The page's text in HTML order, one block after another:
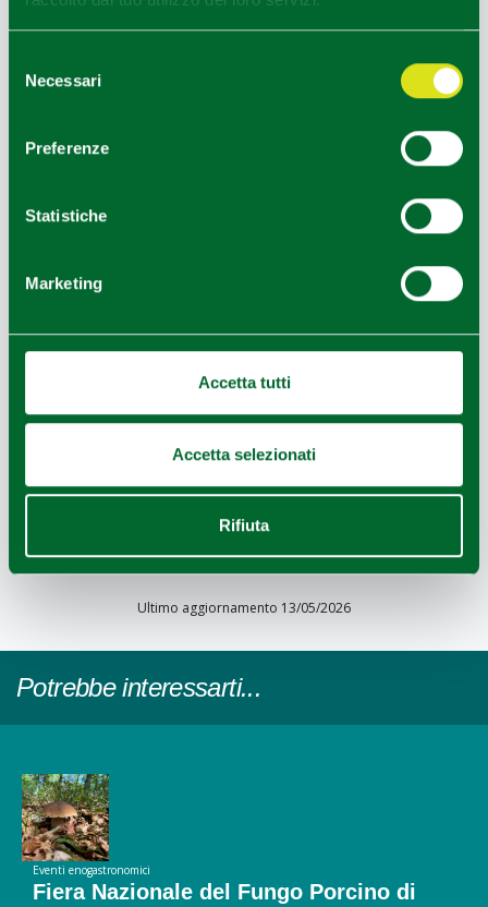
delNecessari
Preferenze
Statistiche
Marketing
Accetta tutti
Accetta selezionati
Rifiuta
Geoapify|© OpenMapTiles
Ultimo aggiornamento 13/05/2026
Potrebbe interessarti...
Eventi enogastronomici
Fiera Nazionale del Fungo Porcino di